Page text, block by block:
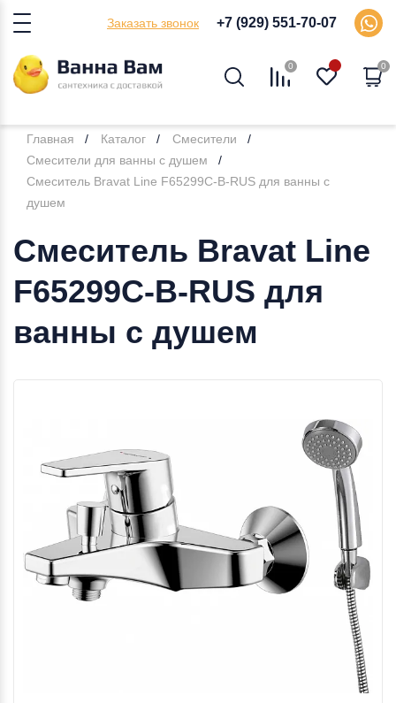
Заказать звонок +7 (929) 551-70-07
0 0
Главная Каталог
Смесители
Смесители для ванны с душем
Смеситель Bravat Line F65299C-B-RUS для ванны с
душем
Смеситель Bravat Line
F65299C-B-RUS для
ванны с душем